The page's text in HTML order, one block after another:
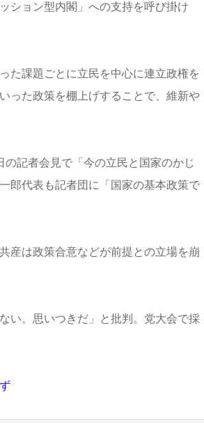
ション型内閣」への支持を呼び掛け
た課題ごとに立民を中心に連立政権を
った政策を棚上げすることで、維新や
記者会見で「今の立民と国家のかじ
郎代表も記者団に「国家の基本政策で
産は政策合意などが前提との立場を崩
い。思いつきだ」と批判。党大会で採